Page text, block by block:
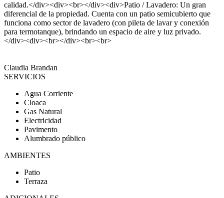
calidad.</div><div><br></div><div>Patio / Lavadero: Un gran
diferencial de la propiedad. Cuenta con un patio semicubierto que
funciona como sector de lavadero (con pileta de lavar y conexión
para termotanque), brindando un espacio de aire y luz privado.
</div><div><br></div><br><br>
Claudia Brandan
SERVICIOS
Agua Corriente
Cloaca
Gas Natural
Electricidad
Pavimento
Alumbrado público
AMBIENTES
Patio
Terraza